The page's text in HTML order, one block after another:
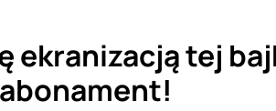
ekranizacją tej